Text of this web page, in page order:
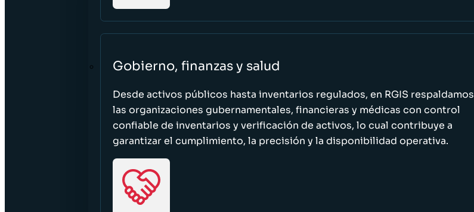
Gobierno, finanzas y salud
Desde activos públicos hasta inventarios regulados, en RGIS respaldamos
las organizaciones gubernamentales, financieras y médicas con control
confiable de inventarios y verificación de activos, lo cual contribuye a
garantizar el cumplimiento, la precisión y la disponibilidad operativa.